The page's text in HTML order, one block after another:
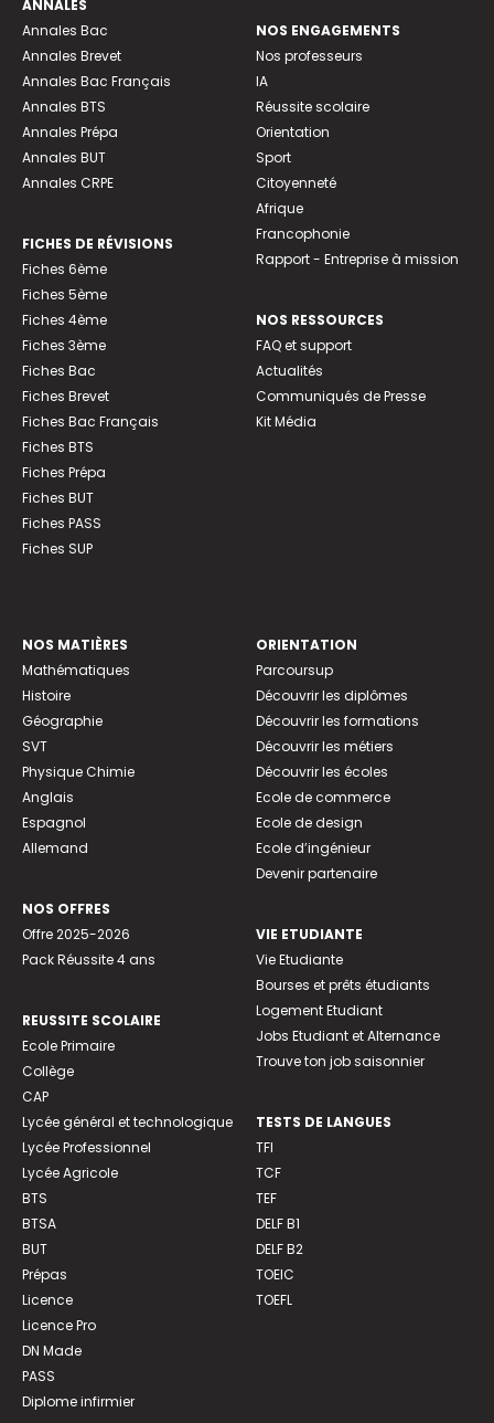
ANNALES
Annales Bac
Annales Brevet
Annales Bac Français
Annales BTS
Annales Prépa
Annales BUT
Annales CRPE
FICHES DE RÉVISIONS
Fiches 6ème
Fiches 5ème
Fiches 4ème
Fiches 3ème
Fiches Bac
Fiches Brevet
Fiches Bac Français
Fiches BTS
Fiches Prépa
Fiches BUT
Fiches PASS
Fiches SUP
NOS ENGAGEMENTS
Nos professeurs
IA
Réussite scolaire
Orientation
Sport
Citoyenneté
Afrique
Francophonie
Rapport - Entreprise à mission
NOS RESSOURCES
FAQ et support
Actualités
Communiqués de Presse
Kit Média
NOS MATIÈRES
Mathématiques
Histoire
Géographie
SVT
Physique Chimie
Anglais
Espagnol
Allemand
NOS OFFRES
Offre 2025-2026
Pack Réussite 4 ans
REUSSITE SCOLAIRE
Ecole Primaire
Collège
CAP
Lycée général et technologique
Lycée Professionnel
Lycée Agricole
BTS
BTSA
BUT
Prépas
Licence
Licence Pro
DN Made
PASS
Diplome infirmier
ORIENTATION
Parcoursup
Découvrir les diplômes
Découvrir les formations
Découvrir les métiers
Découvrir les écoles
Ecole de commerce
Ecole de design
Ecole d’ingénieur
Devenir partenaire
VIE ETUDIANTE
Vie Etudiante
Bourses et prêts étudiants
Logement Etudiant
Jobs Etudiant et Alternance
Trouve ton job saisonnier
TESTS DE LANGUES
TFI
TCF
TEF
DELF B1
DELF B2
TOEIC
TOEFL